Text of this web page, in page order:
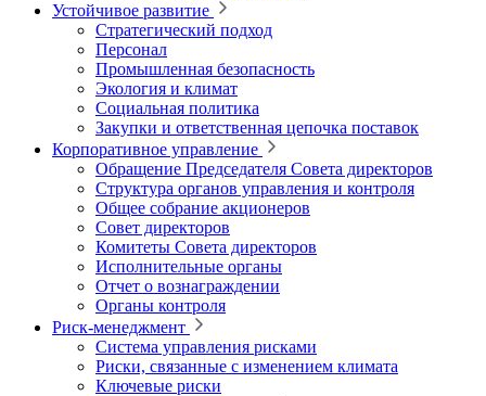
Устойчивое развитие
Стратегический подход
Персонал
Промышленная безопасность
Экология и климат
Социальная политика
Закупки и ответственная цепочка поставок
Корпоративное управление
Обращение Председателя Совета директоров
Структура органов управления и контроля
Общее собрание акционеров
Совет директоров
Комитеты Совета директоров
Исполнительные органы
Отчет о вознаграждении
Органы контроля
Риск-менеджмент
Система управления рисками
Риски, связанные с изменением климата
Ключевые риски